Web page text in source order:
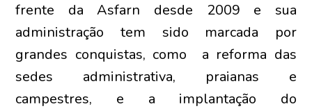
frente da Asfarn desde 2009 e sua
administração tem sido marcada por
grandes conquistas, como a reforma das
sedes administrativa, praianas e
campestres, e a implantação do